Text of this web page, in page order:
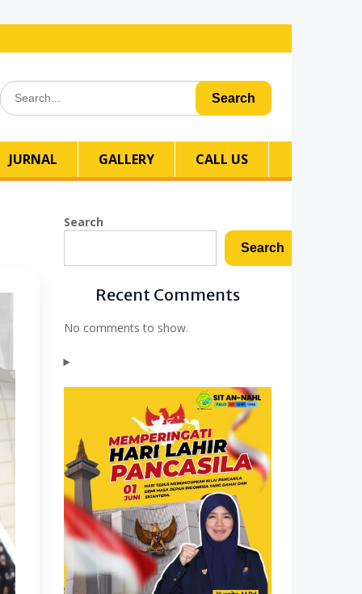
Search
for:
JURNAL GALLERY CALL US
Search
Search
Recent Comments
No comments to show.